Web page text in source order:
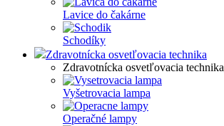
Lavice do čakárne
Schodíky
Zdravotnícka osvetľovacia technika
Zdravotnícka osvetľovacia technika
Vyšetrovacia lampa
Operačné lampy